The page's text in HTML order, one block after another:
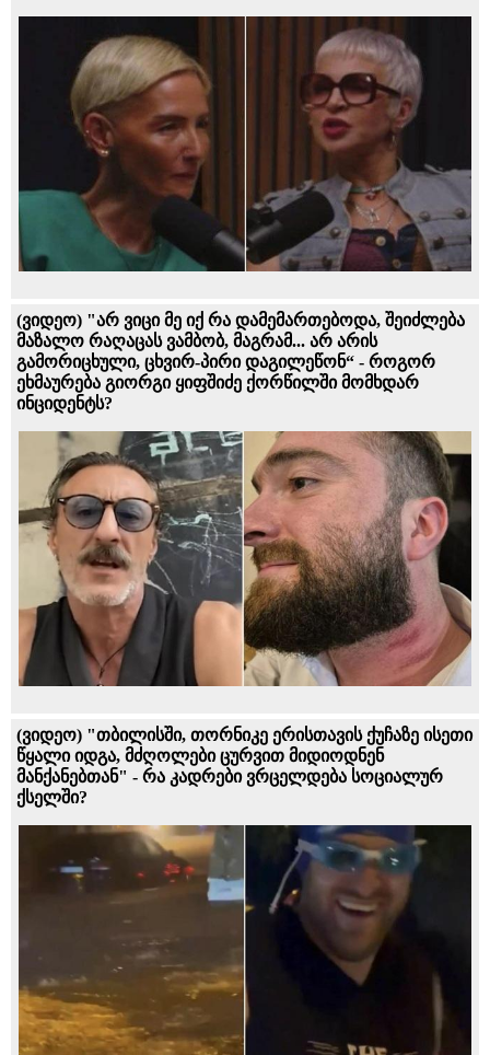
(ვიდეო) "არ ვიცი მე იქ რა დამემართებოდა, შეიძლება
მაზალო რაღაცას ვამბობ, მაგრამ... არ არის
გამორიცხული, ცხვირ-პირი დაგილეწონ“ - როგორ
ეხმაურება გიორგი ყიფშიძე ქორწილში მომხდარ
ინციდენტს?
(ვიდეო) "თბილისში, თორნიკე ერისთავის ქუჩაზე ისეთი
წყალი იდგა, მძღოლები ცურვით მიდიოდნენ
მანქანებთან" - რა კადრები ვრცელდება სოციალურ
ქსელში?